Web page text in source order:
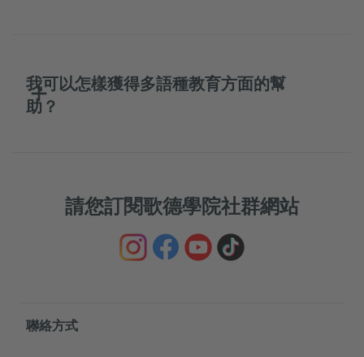
我可以怎樣獲得多語種教育方面的幫
助？
請您訂閱歌德學院社群網站
Information and services
聯絡方式